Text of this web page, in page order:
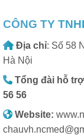
CÔNG TY
Địa chỉ: Số 58
Hà Nội
Tổng đài hỗ
56 56
Website: